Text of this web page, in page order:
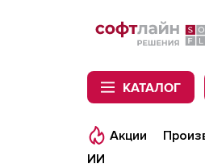
Softline
КАТАЛОГ
Акции
ИИ